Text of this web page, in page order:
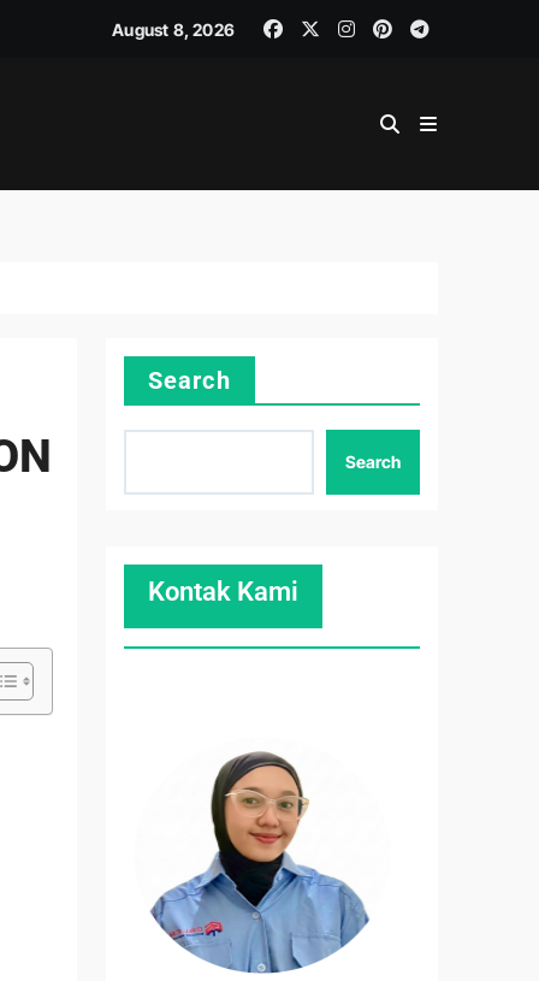
August 8, 2026
Search
Search
Kontak Kami